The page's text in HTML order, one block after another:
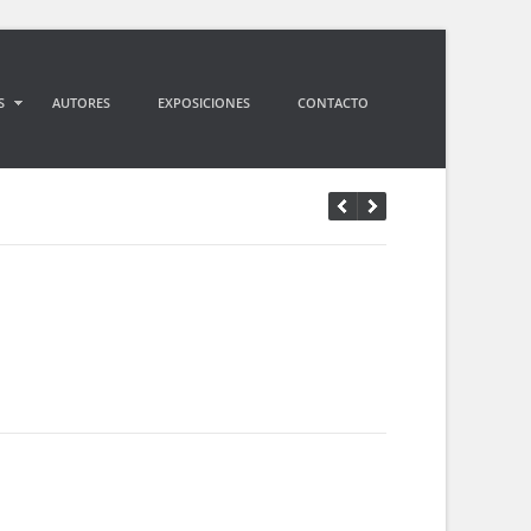
AUTORES EXPOSICIONES CONTACTO